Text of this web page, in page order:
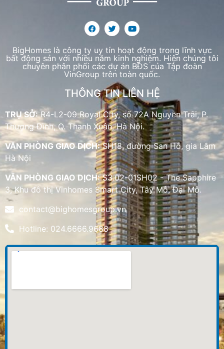
BigHomes là công ty uy tín hoạt động trong lĩnh vực
bất động sản với nhiều năm kinh nghiệm. Hiện chúng tôi
chuyên phân phối các dự án BĐS của Tập đoàn
VinGroup trên toàn quốc.
THÔNG TIN LIÊN HỆ
TRỤ SỞ:R4-L2-09 Royal City, số 72A Nguyễn Trãi, P.
Thượng Đình, Q. Thanh Xuân, Hà Nội.
VĂN PHÒNG GIAO DỊCH:SH18, đường San Hô, gia Lâm
Hà Nội
VĂN PHÒNG GIAO DỊCH:S3.02-01SH02 - The Sapphire
3, Khu đô thị Vinhomes Smart City, Tây Mỗ, Đại Mỗ.
contact@bighomesgroup.vn
Hotline: 024.6666.9688